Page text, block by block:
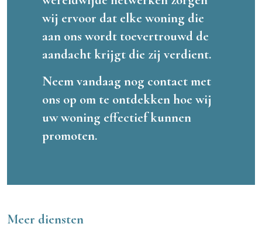
wij ervoor dat elke woning die
aan ons wordt toevertrouwd de
aandacht krijgt die zij verdient.
Neem vandaag nog contact met
ons op om te ontdekken hoe wij
uw woning effectief kunnen
promoten.
Meer diensten